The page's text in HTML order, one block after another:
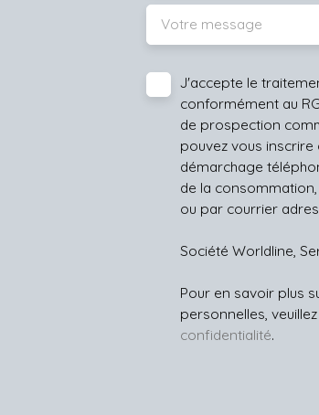
Votre message
J'accepte le
conformément au
de prospection
pouvez vous
démarchage
de la
ou par courrier
Société Worldline,
Pour en savoir plus
personnelles,
confidentialité.